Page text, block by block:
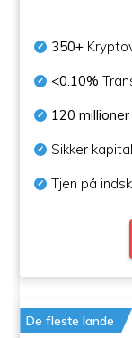
350+
<0.10%
120 millioner
Sikker
Tjen på
De fleste lande